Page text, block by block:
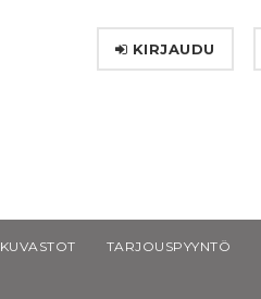
KIRJAUDU
KUVASTOT TARJOUSPYYNTÖ